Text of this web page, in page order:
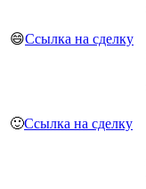
😄Ссылка на сделку
🙂Ссылка на сделку